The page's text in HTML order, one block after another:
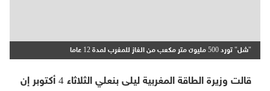
"شل" تورد 500 مليون متر مكعب من الغاز للمغرب لمدة 12 عاما
قالت وزيرة الطاقة المغربية ليلى بنعلي الثلاثاء 4 أكتوبر إن